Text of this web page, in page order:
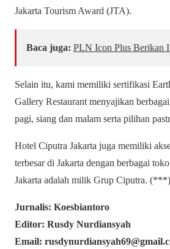
Jakarta Tourism Award (JTA).
Baca juga: PLN Icon Plus Berikan
Selain itu, kami memiliki sertifikasi
Gallery Restaurant menyajikan
pagi, siang dan malam serta pilihan
Hotel Ciputra Jakarta juga memiliki
terbesar di Jakarta dengan berbagai
Jakarta adalah milik Grup Ciputra. (***)
Jurnalis: Koesbiantoro
Editor: Rusdy Nurdiansyah
Email: